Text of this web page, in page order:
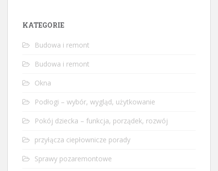
KATEGORIE
Budowa i remont
Budowa i remont
Okna
Podłogi – wybór, wygląd, użytkowanie
Pokój dziecka – funkcja, porządek, rozwój
przyłącza ciepłownicze porady
Sprawy pozaremontowe